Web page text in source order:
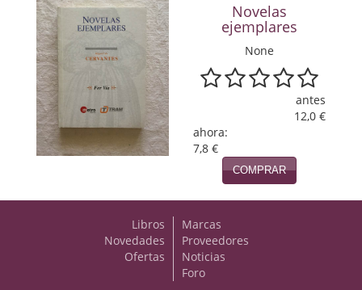
Novelas
ejemplares
None
antes
12,0 €
ahora:
7,8 €
COMPRAR
Libros
Novedades
Ofertas
Marcas
Proveedores
Noticias
Foro